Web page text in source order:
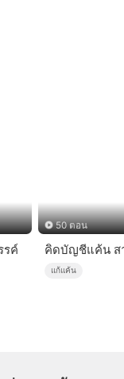
รค์
50 ตอน
คิดบัญชีแค้น ส
แก้แค้น